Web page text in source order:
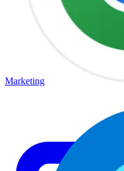
Marketing